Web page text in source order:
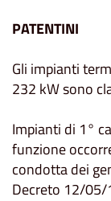
PATENTINI
Gli impianti
232 kW sono
Impianti di 1°
funzione
condotta dei
Decreto 12/05/